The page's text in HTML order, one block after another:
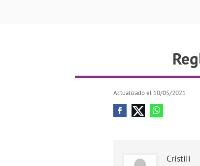
Actualizado el 10/05/2021
Cristiii